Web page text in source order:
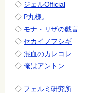
◇ ジェルOfficial
◇ P丸様。
◇ モナ・リザの戯言
◇ セカイノフシギ
◇ 混血のカレコレ
◇ 俺はアントン
◇ フェルミ研究所